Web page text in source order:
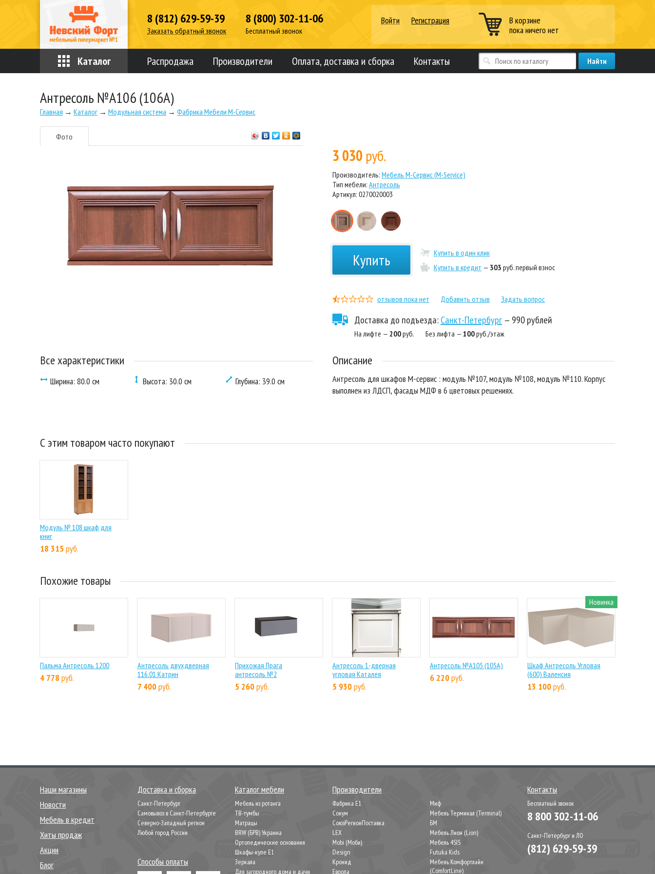
8 (812) 629-59-39
Заказать обратный звонок
8 (800) 302-11-06
Бесплатный звонок
Войти Регистрация
В корзине
пока ничего нет
Каталог Распродажа Производители Оплата, доставка и сборка Контакты
Антресоль №А106 (106А)
Главная → Каталог → Модульная система → Фабрика Мебели М-Сервис
Фото
3 030 руб.
Производитель: Мебель М-Сервис (M-Service)
Тип мебели: Антресоль
Артикул: 0270020003
Купить
Купить в один клик
Купить в кредит — 303 руб. первый взнос
отзывов пока нет Добавить отзыв Задать вопрос
Доставка до подъезда:Санкт-Петербург — 990 рублей
На лифте — 200руб. Без лифта — 100руб./этаж
Все характеристики
Ширина: 80.0 см Высота: 30.0 см Глубина: 39.0 см
Описание
Антресоль для шкафов М-сервис : модуль №107, модуль №108, модуль №110. Корпус
выполнен из ЛДСП, фасады МДФ в 6 цветовых решениях.
С этим товаром часто покупают
Модуль № 108 шкаф для
книг
18 315 руб.
Похожие товары
Пальма Антресоль 1200
4 778 руб.
Антресоль двухдверная
116.01 Катрин
7 400руб.
Прихожая Прага
антресоль №2
5 260руб.
Антресоль 1-дверная
угловая Каталея
5 930руб.
Антресоль №А105 (105А)
6 220руб.
Новинка
Шкаф Антресоль Угловая
(600) Валенсия
13 100руб.
Наши магазины
Новости
Мебель в кредит
Хиты продаж
Акции
Блог
Доставка и сборка
Санкт-Петербург
Самовывоз в Санкт-Петербурге
Северно-Западный регион
Любой город России
Способы оплаты
Каталог мебели
Мебель из ротанга
ТВ-тумбы
Матрацы
BRW (БРВ) Украина
Ортопедические основания
Шкафы-купе Е1
Зеркала
Для загородного дома и дачи
Производители
Фабрика Е1
Сонум
СоюзРегионПоставка
LEX
Mobi (Моби)
Design
Кронид
Европа
Миф
Мебель Терминал (Terminal)
БМ
Мебель Лион (Lion)
Мебель 4SIS
Futuka Kids
Мебель Комфортлайн
(ComfortLine)
Контакты
Бесплатный звонок
8 800 302-11-06
Санкт-Петербург и ЛО
(812) 629-59-39